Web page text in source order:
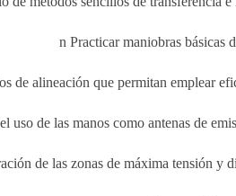
n Practicar maniobras básicas
de alineación que permitan emplear
uso de las manos como antenas de
de las zonas de máxima tensión y